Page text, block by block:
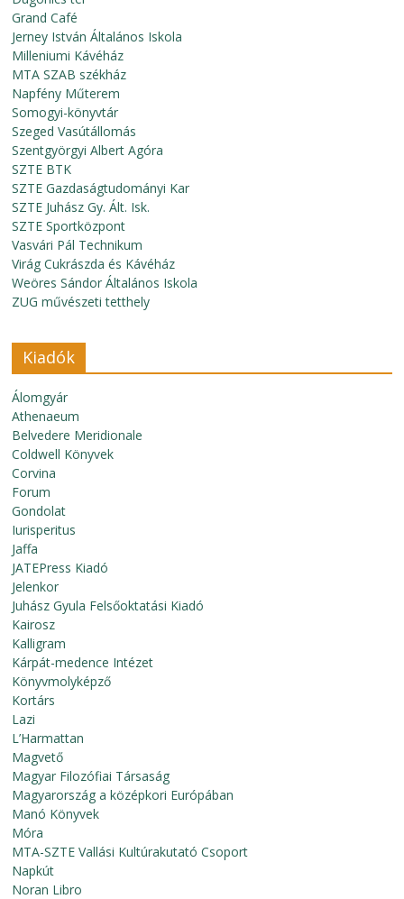
Grand Café
Jerney István Általános Iskola
Milleniumi Kávéház
MTA SZAB székház
Napfény Műterem
Somogyi-könyvtár
Szeged Vasútállomás
Szentgyörgyi Albert Agóra
SZTE BTK
SZTE Gazdaságtudományi Kar
SZTE Juhász Gy. Ált. Isk.
SZTE Sportközpont
Vasvári Pál Technikum
Virág Cukrászda és Kávéház
Weöres Sándor Általános Iskola
ZUG művészeti tetthely
Kiadók
Álomgyár
Athenaeum
Belvedere Meridionale
Coldwell Könyvek
Corvina
Forum
Gondolat
Iurisperitus
Jaffa
JATEPress Kiadó
Jelenkor
Juhász Gyula Felsőoktatási Kiadó
Kairosz
Kalligram
Kárpát-medence Intézet
Könyvmolyképző
Kortárs
Lazi
L’Harmattan
Magvető
Magyar Filozófiai Társaság
Magyarország a középkori Európában
Manó Könyvek
Móra
MTA-SZTE Vallási Kultúrakutató Csoport
Napkút
Noran Libro